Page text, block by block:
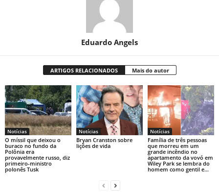
Eduardo Angels
ARTIGOS RELACIONADOS Mais do autor
Notícias
O míssil que deixou o
buraco no fundo da
Polônia era
provavelmente russo, diz
primeiro-ministro
polonês Tusk
Notícias
Bryan Cranston sobre
lições de vida
Notícias
Família de três pessoas
que morreu em um
grande incêndio no
apartamento da vovó em
Wiley Park se lembra do
homem como gentil e...